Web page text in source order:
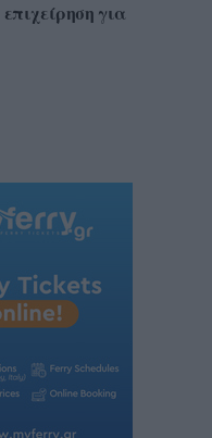
για